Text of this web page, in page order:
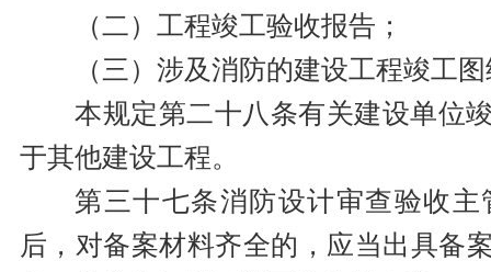
（二）工程竣工验收报告；
（三）涉及消防的建设工程竣工
本规定第二十八条有关建设单位
于其他建设工程。
第三十七条消防设计审查验收
后，对备案材料齐全的，应当出具备